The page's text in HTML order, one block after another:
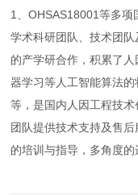
1、OHSAS18001等多
学术科研团队、技术团
的产学研合作，积累了
器学习等人工智能算法
等，是国内人因工程技
团队提供技术支持及售
的培训与指导，多角度的